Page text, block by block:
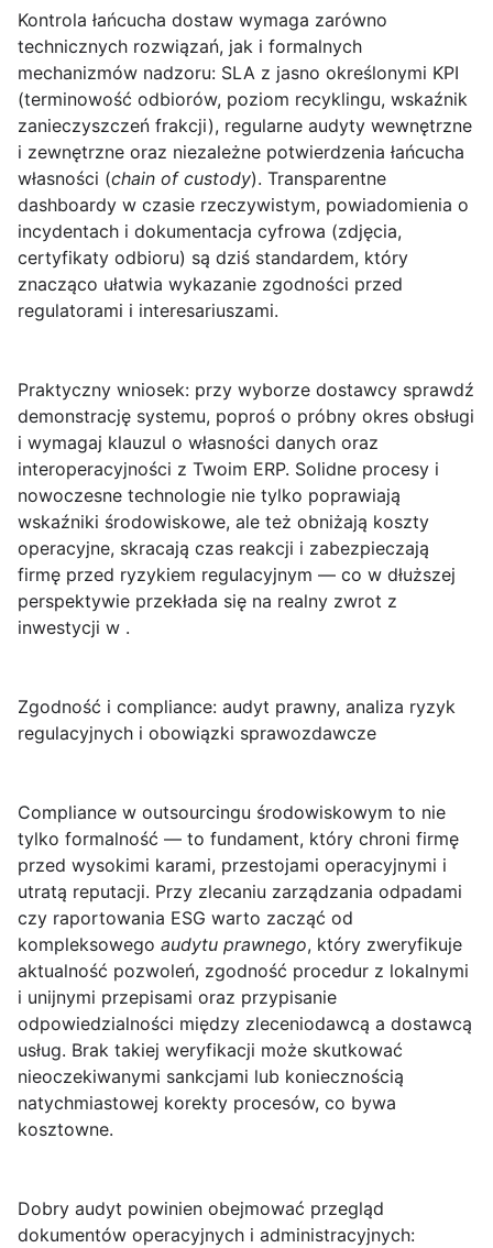
Kontrola łańcucha dostaw wymaga zarówno
technicznych rozwiązań, jak i formalnych
mechanizmów nadzoru: SLA z jasno określonymi KPI
(terminowość odbiorów, poziom recyklingu, wskaźnik
zanieczyszczeń frakcji), regularne audyty wewnętrzne
i zewnętrzne oraz niezależne potwierdzenia łańcucha
własności (chain of custody). Transparentne
dashboardy w czasie rzeczywistym, powiadomienia o
incydentach i dokumentacja cyfrowa (zdjęcia,
certyfikaty odbioru) są dziś standardem, który
znacząco ułatwia wykazanie zgodności przed
regulatorami i interesariuszami.
Praktyczny wniosek: przy wyborze dostawcy sprawdź
demonstrację systemu, poproś o próbny okres obsługi
i wymagaj klauzul o własności danych oraz
interoperacyjności z Twoim ERP. Solidne procesy i
nowoczesne technologie nie tylko poprawiają
wskaźniki środowiskowe, ale też obniżają koszty
operacyjne, skracają czas reakcji i zabezpieczają
firmę przed ryzykiem regulacyjnym — co w dłuższej
perspektywie przekłada się na realny zwrot z
inwestycji w .
Zgodność i compliance: audyt prawny, analiza ryzyk
regulacyjnych i obowiązki sprawozdawcze
Compliance w outsourcingu środowiskowym to nie
tylko formalność — to fundament, który chroni firmę
przed wysokimi karami, przestojami operacyjnymi i
utratą reputacji. Przy zlecaniu zarządzania odpadami
czy raportowania ESG warto zacząć od
kompleksowego audytu prawnego, który zweryfikuje
aktualność pozwoleń, zgodność procedur z lokalnymi
i unijnymi przepisami oraz przypisanie
odpowiedzialności między zleceniodawcą a dostawcą
usług. Brak takiej weryfikacji może skutkować
nieoczekiwanymi sankcjami lub koniecznością
natychmiastowej korekty procesów, co bywa
kosztowne.
Dobry audyt powinien obejmować przegląd
dokumentów operacyjnych i administracyjnych: